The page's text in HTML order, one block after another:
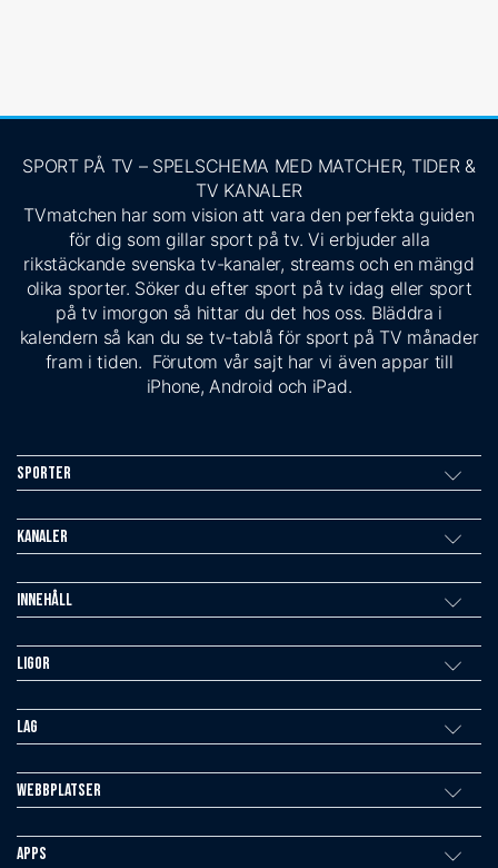
SPORT PÅ TV – SPELSCHEMA MED MATCHER, TIDER &
TV KANALER
TVmatchen har som vision att vara den perfekta guiden
för dig som gillar sport på tv. Vi erbjuder alla
rikstäckande svenska tv-kanaler, streams och en mängd
olika sporter. Söker du efter sport på tv idag eller sport
på tv imorgon så hittar du det hos oss. Bläddra i
kalendern så kan du se tv-tablå för sport på TV månader
fram i tiden. Förutom vår sajt har vi även appar till
iPhone, Android och iPad.
Sporter
Kanaler
Innehåll
Ligor
Lag
Webbplatser
Apps